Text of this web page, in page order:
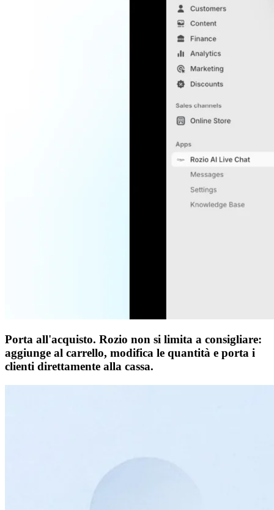
Porta all'acquisto. Rozio non si limita a consigliare:
aggiunge al carrello, modifica le quantità e porta i
clienti direttamente alla cassa.